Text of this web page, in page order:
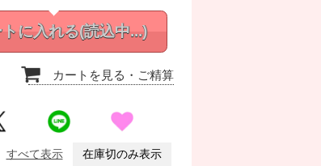
トに入れる(読込中...)
カートを見る ・ご精算
すべて表示 在庫切のみ表示